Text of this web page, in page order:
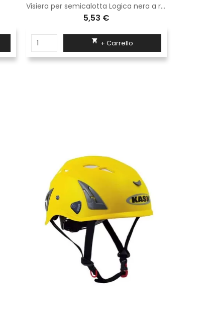
Visiera per semicalotta Logica nera a retina KF59
5,53 €
 + Carrello